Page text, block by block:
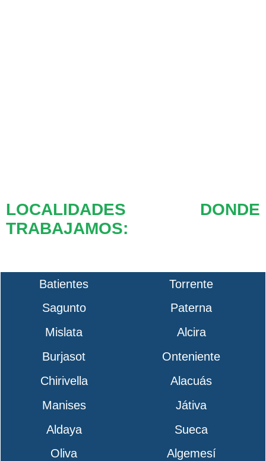
LOCALIDADES DONDE
TRABAJAMOS:
Batientes
Torrente
Sagunto
Paterna
Mislata
Alcira
Burjasot
Onteniente
Chirivella
Alacuás
Manises
Játiva
Aldaya
Sueca
Oliva
Algemesí